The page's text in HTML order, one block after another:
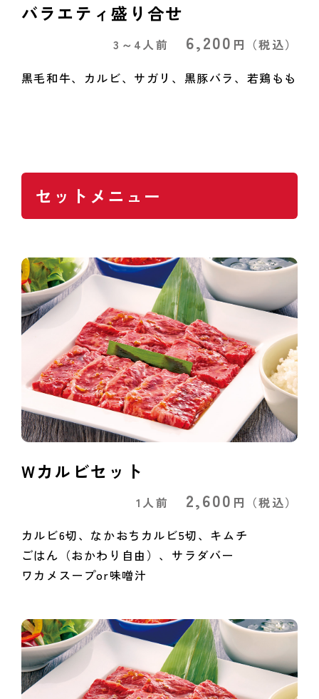
バラエティ盛り合せ
3～4人前 6,200 円 （税込）
黒毛和牛、カルビ、サガリ、黒豚バラ、若鶏もも
セットメニュー
Wカルビセット
1人前 2,600 円 （税込）
カルビ6切、なかおちカルビ5切、キムチ
ごはん（おかわり自由）、サラダバー
ワカメスープor味噌汁